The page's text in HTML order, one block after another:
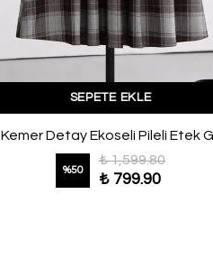
SEPETE EKLE
Kemer Detay Ekoseli Pileli Etek
%50
₺ 1,599.80
₺ 799.90